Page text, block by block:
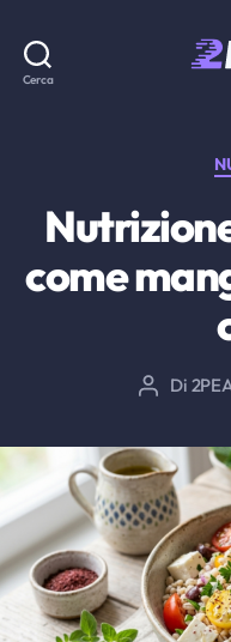
Cerca
come
Autore
Di